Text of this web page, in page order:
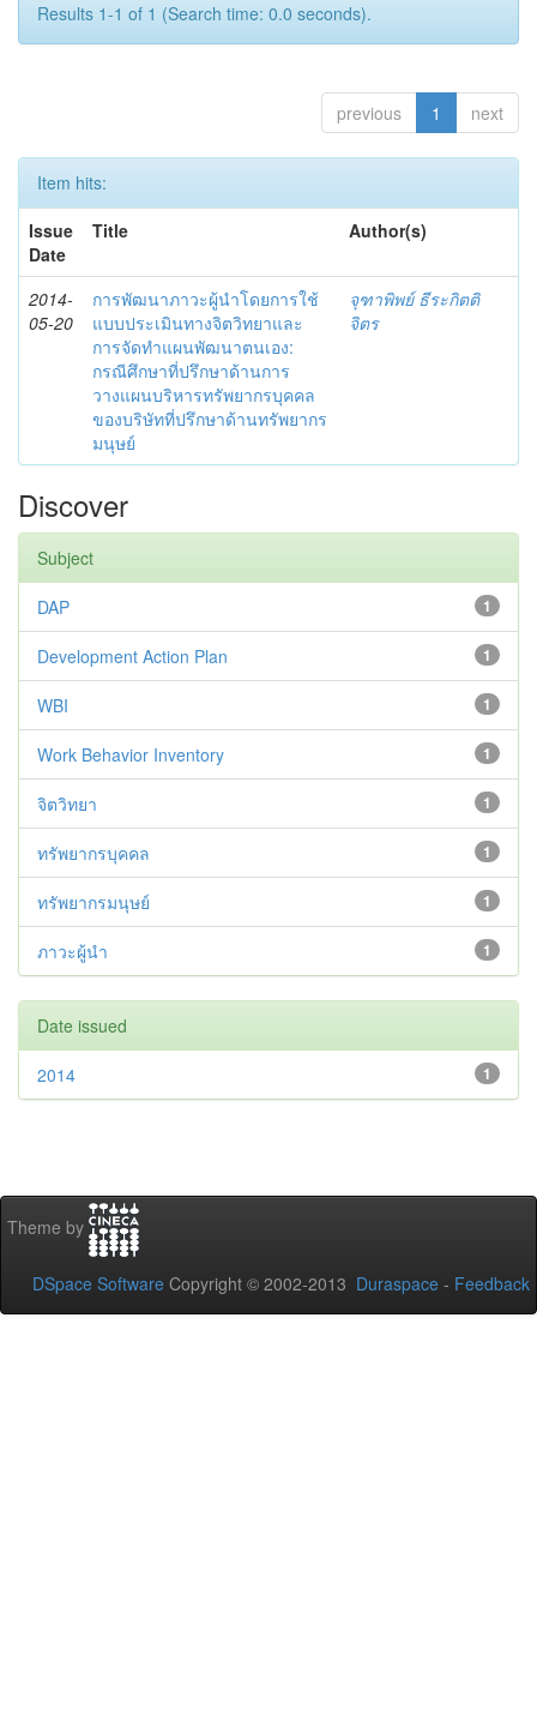
Results 1-1 of 1 (Search time: 0.0 seconds).
previous 1 next
Item hits:
Issue
Date
Title Author(s)
2014-
05-20
การพัฒนาภาวะผู้นำโดยการใช้
แบบประเมินทางจิตวิทยาและ
การจัดทำแผนพัฒนาตนเอง:
กรณีศึกษาที่ปรึกษาด้านการ
วางแผนบริหารทรัพยากรบุคคล
ของบริษัทที่ปรึกษาด้านทรัพยากร
มนุษย์
จุฑาพิพย์ ธีระกิตติ
จิตร
Discover
Subject
1
DAP
1
Development Action Plan
1
WBI
1
Work Behavior Inventory
1
จิตวิทยา
1
ทรัพยากรบุคคล
1
ทรัพยากรมนุษย์
1
ภาวะผู้นำ
Date issued
1
2014
Theme by
DSpace Software Copyright © 2002-2013 Duraspace - Feedback